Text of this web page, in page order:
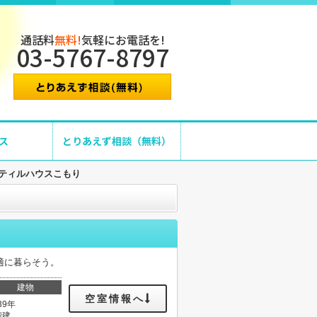
通話料無料!気軽にお電話を!
03-5767-8797
とりあえず相談（無料）
ィルハウスこもり
暮らそう。
建物
年
空室情報へ